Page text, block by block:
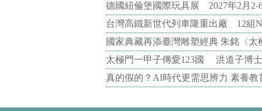
德國紐倫堡國際玩具展 2027年2月2-
台灣高鐵新世代列車隆重出廠 12組
國家典藏再添臺灣雕塑經典 朱銘〈
太極門一甲子傳愛123國 洪道子博
真的假的？AI時代更需思辨力 素養